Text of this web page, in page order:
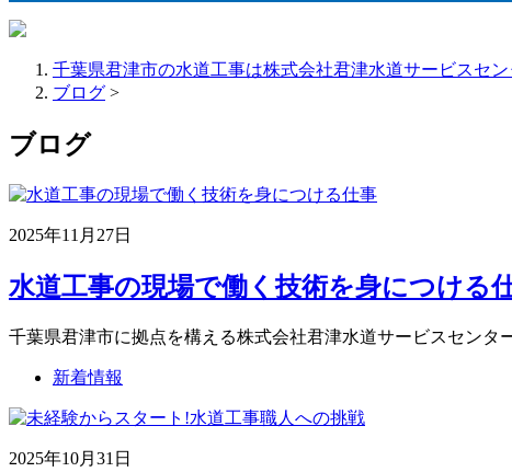
千葉県君津市の水道工事は株式会社君津水道サービスセ
ブログ >
ブログ
2025年11月27日
水道工事の現場で働く技術を身につける
千葉県君津市に拠点を構える株式会社君津水道サービスセン
新着情報
2025年10月31日